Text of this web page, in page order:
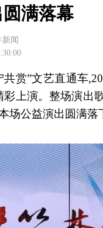
满落幕
新闻
赏”文艺直通车
上演。整场演出
公益演出圆满落